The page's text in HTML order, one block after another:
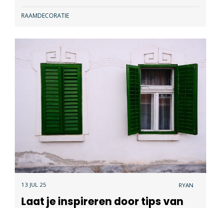
RAAMDECORATIE
13 JUL 25 RYAN
Laat je inspireren door tips van